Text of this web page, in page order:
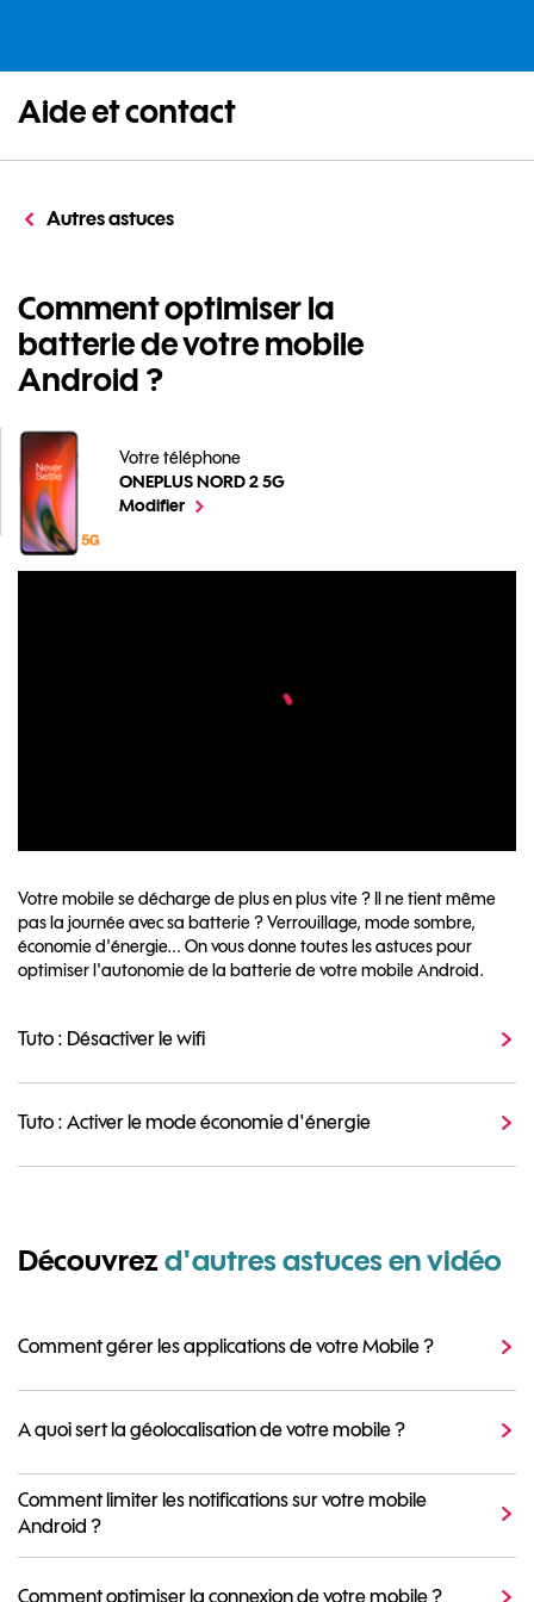
Aide et contact
Autres astuces
Comment optimiser la
batterie de votre mobile
Android ?
Votre téléphone
ONEPLUS NORD 2 5G
Comment optimiser la batterie de votre mobile
Modifierle téléphone sélectionné
Votre mobile se décharge de plus en plus vite ? Il ne tient même
pas la journée avec sa batterie ? Verrouillage, mode sombre,
économie d'énergie... On vous donne toutes les astuces pour
optimiser l'autonomie de la batterie de votre mobile Android.
Tuto : Désactiver le wifi
Tuto : Activer le mode économie d'énergie
Découvrezd'autres astuces en vidéo
Comment gérer les applications de votre Mobile ?
A quoi sert la géolocalisation de votre mobile ?
Comment limiter les notifications sur votre mobile
Android ?
Comment optimiser la connexion de votre mobile ?